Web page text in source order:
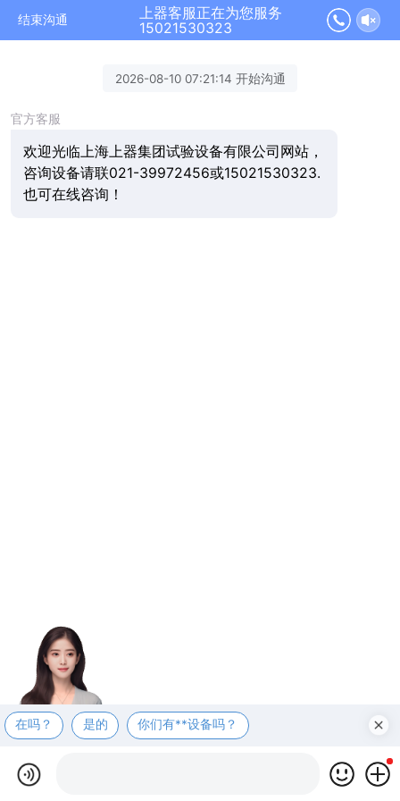
结束沟通
上器客服正在为您服务
15021530323
2026-08-10 07:21:14 开始沟通
官方客服
欢迎光临上海上器集团试验设备有限公司网站，
咨询设备请联021-39972456或15021530323.
也可在线咨询！
在吗？ 是的 你们有**设备吗？